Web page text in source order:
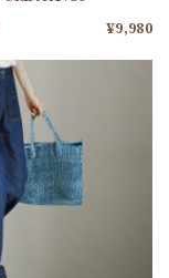
¥9,980